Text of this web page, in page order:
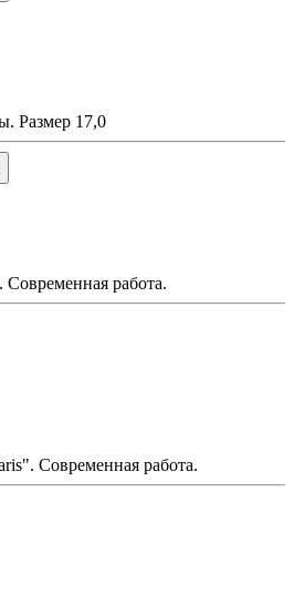
Размер 17,0
работа.
Современная работа.